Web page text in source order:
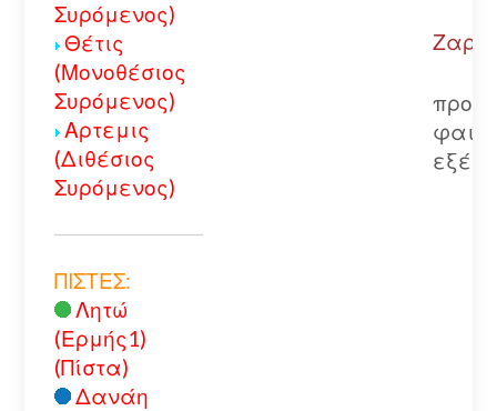
Συρόμενος)
Θέτις
(Μονοθέσιος
Συρόμενος)
Αρτεμις
(Διθέσιος
Συρόμενος)
ΠΙΣΤΕΣ:
Λητώ
(Ερμής1)
(Πίστα)
Δανάη